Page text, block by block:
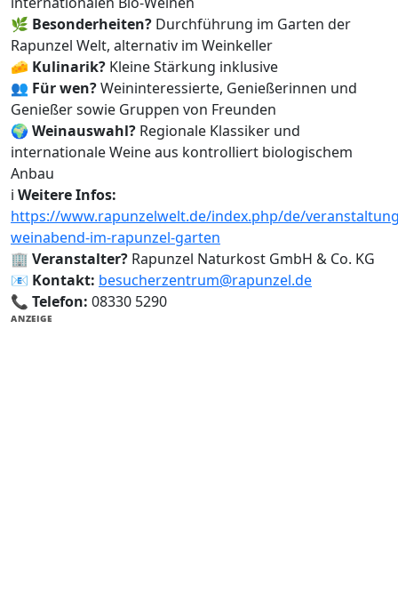
🌿 Besonderheiten? Durchführung im Garten der
Rapunzel Welt, alternativ im Weinkeller
🧀 Kulinarik? Kleine Stärkung inklusive
👥 Für wen?Weininteressierte, Genießerinnen und
Genießer sowie Gruppen von Freunden
🌍 Weinauswahl? Regionale Klassiker und
internationale Weine aus kontrolliert biologischem
Anbau
ℹ️ Weitere Infos:
https://www.rapunzelwelt.de/index.php/de/
weinabend-im-rapunzel-garten
🏢 Veranstalter? Rapunzel Naturkost GmbH & Co. KG
📧 Kontakt: besucherzentrum@rapunzel.de
📞 Telefon: 08330 5290
ANZEIGE